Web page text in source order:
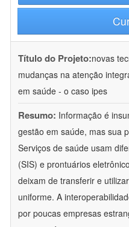
Título do Projeto:novas
mudanças na atenção
em saúde - o caso ipes
Resumo: Informação é
gestão em saúde, mas sua
Serviços de saúde usam
(SIS) e prontuários
deixam de transferir e
uniforme. A
por poucas empresas